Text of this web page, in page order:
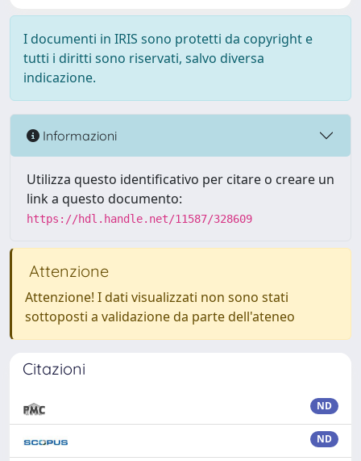
I documenti in IRIS sono protetti da copyright e
tutti i diritti sono riservati, salvo diversa
indicazione.
Informazioni
Utilizza questo identificativo per citare o creare un
link a questo documento:
https://hdl.handle.net/11587/328609
Attenzione
Attenzione! I dati visualizzati non sono stati
sottoposti a validazione da parte dell'ateneo
Citazioni
ND
ND